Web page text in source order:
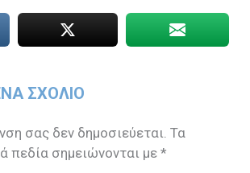
ΣΧΌΛΙΟ
σας δεν δημοσιεύεται. Τα
πεδία σημειώνονται με*